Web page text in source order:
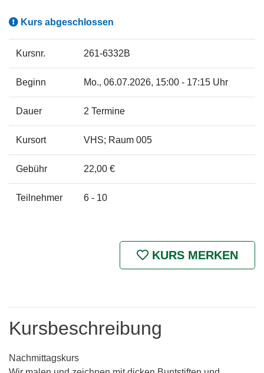
Kurs abgeschlossen
Kursnr. 261-6332B
Beginn Mo., 06.07.2026, 15:00 - 17:15 Uhr
Dauer 2 Termine
Kursort VHS; Raum 005
Gebühr 22,00 €
Teilnehmer 6 - 10
KURS MERKEN
Kursbeschreibung
Nachmittagskurs